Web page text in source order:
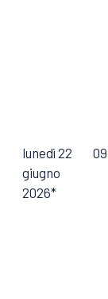
lunedì 22
giugno
2026*